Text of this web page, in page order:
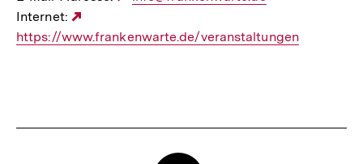
Internet:
Link:
https://www.frankenwarte.de/veranstaltungen